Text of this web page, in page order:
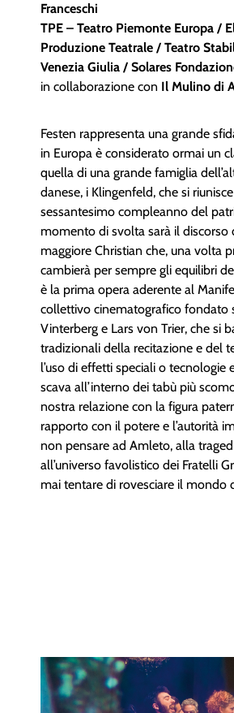
Franceschi
TPE – Teatro Piemonte Europa /
Produzione Teatrale / Teatro
Venezia Giulia / Solares
in collaborazione con Il Mulino di
Festen rappresenta una grande
in Europa è considerato ormai un
quella di una grande famiglia
danese, i Klingenfeld, che si
sessantesimo compleanno del
momento di svolta sarà il discorso
maggiore Christian che, una volta
cambierà per sempre gli equilibri
è la prima opera aderente al
collettivo cinematografico fondato
Vinterberg e Lars von Trier, che si
tradizionali della recitazione e del
l’uso di effetti speciali o tecnologie
scava all’interno dei tabù più
nostra relazione con la figura
rapporto con il potere e l’autorità
non pensare ad Amleto, alla
all’universo favolistico dei Fratelli
mai tentare di rovesciare il mondo